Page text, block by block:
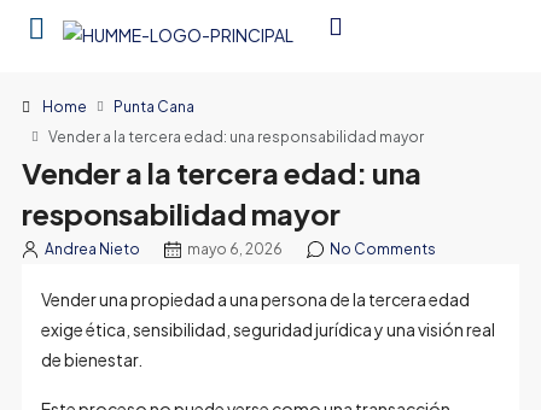
Home
Punta Cana
Vender a la tercera edad: una responsabilidad mayor
Vender a la tercera edad: una
responsabilidad mayor
Andrea Nieto mayo 6, 2026 No Comments
Vender una propiedad a una persona de la tercera edad
exige ética, sensibilidad, seguridad jurídica y una visión real
de bienestar.